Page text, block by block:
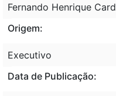
Fernando Henrique
Origem:
Executivo
Data de Publicação: